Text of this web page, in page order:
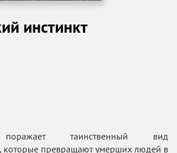
инстинкт
поражает таинственный вид
которые превращают умерших людей в